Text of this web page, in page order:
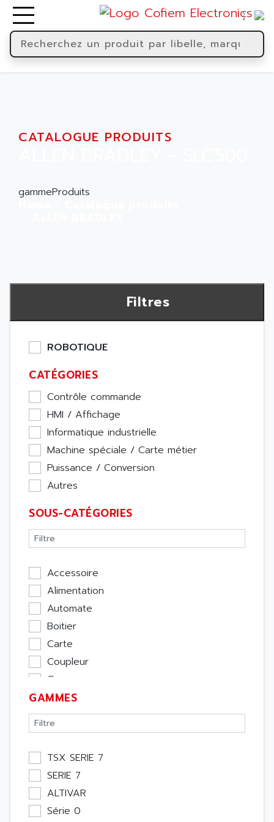
CATALOGUE PRODUITS
gammeProduits
Filtres
ROBOTIQUE
CATÉGORIES
Contrôle commande
HMI / Affichage
Informatique industrielle
Machine spéciale / Carte métier
Puissance / Conversion
Autres
SOUS-CATÉGORIES
Accessoire
Alimentation
Automate
Boitier
Carte
Coupleur
Cpu
Ecran
Entrée / Sortie
Memoire
Module Métier
Moteur
Pupitre Opérateur
Rack
GAMMES
TSX SERIE 7
SERIE 7
ALTIVAR
Série 0